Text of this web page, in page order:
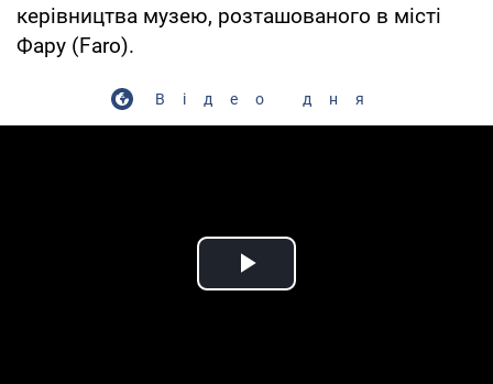
керівництва музею, розташованого в місті
Фару (Faro).
Відео дня
Play Video